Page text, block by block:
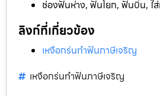
ช่องฟันห่าง, ฟันโยก, ฟันบิ่น, ใ
ลิงก์ที่เกี่ยวข้อง
เหงือกร่นทำฟันภาษีเจริญ
เหงือกร่นทำฟันภาษีเจริญ